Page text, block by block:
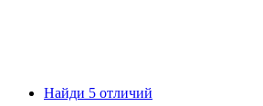
Найди 5 отличий